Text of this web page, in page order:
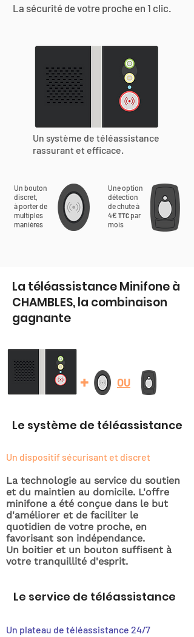
La sécurité de votre proche en 1 clic.
Un système de téléassistance
rassurant et efficace.
Un bouton
discret,
à porter de
multiples
manières
Une option
détection
de chute à
4€ TTC par
mois
La téléassistance Minifone à
CHAMBLES, la combinaison
gagnante
+ OU
Le système de téléassistance
Un dispositif sécurisant et discret
La technologie au service du soutien
et du maintien au domicile. L'offre
minifone a été conçue dans le but
d'améliorer et de faciliter le
quotidien de votre proche, en
favorisant son indépendance.
Un boitier et un bouton suffisent à
votre tranquillité d'esprit.
Le service de téléassistance
Un plateau de téléassistance 24/7